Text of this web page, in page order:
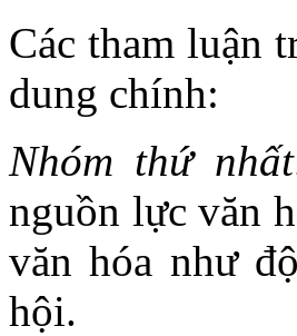
Các tham luận
dung
Nhóm thứ
nguồn lực văn
văn hóa như
hội.